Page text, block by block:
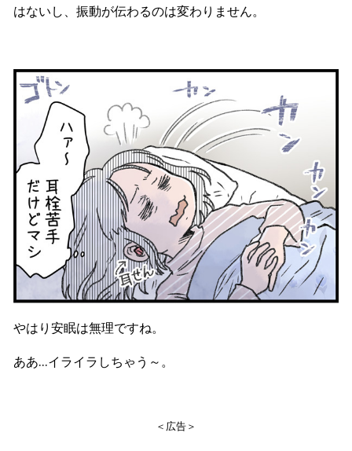
はないし、振動が伝わるのは変わりません。
やはり安眠は無理ですね。
ああ…イライラしちゃう～。
＜広告＞